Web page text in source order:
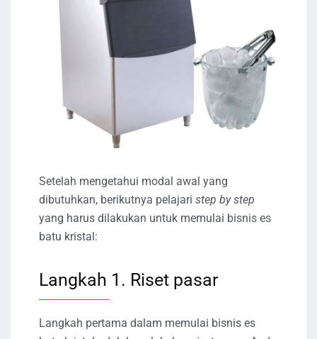
Setelah mengetahui modal awal yang
dibutuhkan, berikutnya pelajari step by step
yang harus dilakukan untuk memulai bisnis es
batu kristal:
Langkah 1. Riset pasar
Langkah pertama dalam memulai bisnis es